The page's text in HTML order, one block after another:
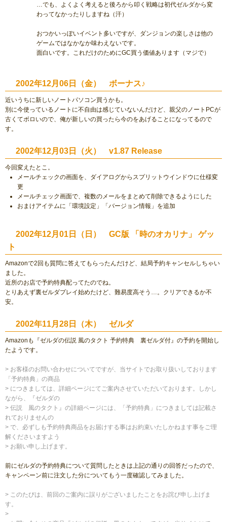
…でも、よくよく考えると後ろから叩く戦略は初代ゼルダから変
わってなかったりしますね（汗）
おつかいっぽいイベント多いですが、ダンジョンの楽しさは他の
ゲームではなかなか味わえないです。
面白いです。これだけのためにGC買う価値あります（マジで）
2002年12月06日（金） ボーナス♪
近いうちに新しいノートパソコン買うかも。
別に今使っているノートに不自由は感じていないんだけど、親父のノートPCが
古くてボロいので、俺が新しいの買ったら今のをあげることになってるので
す。
2002年12月03日（火） v1.87 Release
今回変えたとこ。
メールチェックの画面を、ダイアログからスプリットウインドウに仕様変
更
メールチェック画面で、複数のメールをまとめて削除できるようにした
おまけアイテムに「環境設定」「バージョン情報」を追加
2002年12月01日（日） GC版 「時のオカリナ」 ゲッ
ト
Amazonで2回も質問に答えてもらったんだけど、結局予約キャンセルしちゃい
ました。
近所のお店で予約特典配ってたのでね。
とりあえず裏ゼルダプレイ始めたけど、難易度高そう…。クリアできるか不
安。
2002年11月28日（木） ゼルダ
Amazonも『ゼルダの伝説 風のタクト 予約特典 裏ゼルダ付』の予約を開始し
たようです。
> お客様のお問い合わせについてですが、当サイトでお取り扱いしております
「予約特典」の商品
> につきましては、詳細ページにてご案内させていただいております。しかし
ながら、『ゼルダの
> 伝説 風のタクト』の詳細ページには、「予約特典」につきましては記載さ
れておりませんの
> で、必ずしも予約特典商品をお届けする事はお約束いたしかねます事をご理
解くださいますよう
> お願い申し上げます。
前にゼルダの予約特典について質問したときは上記の通りの回答だったので、
キャンペーン前に注文した分についてもう一度確認してみました。
> このたびは、前回のご案内に誤りがございましたことをお詫び申し上げま
す。
>